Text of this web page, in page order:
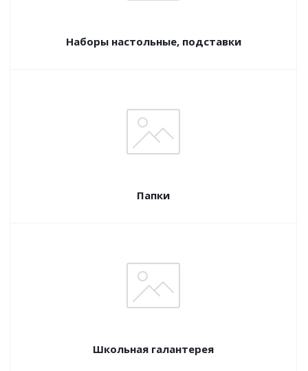
Наборы настольные, подставки
Папки
Школьная галантерея